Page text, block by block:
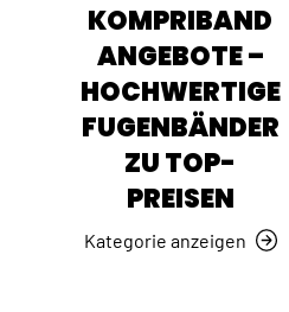
KOMPRIBAND
ANGEBOTE –
HOCHWERTIGE
FUGENBÄNDER
ZU TOP-
PREISEN
Kategorie anzeigen